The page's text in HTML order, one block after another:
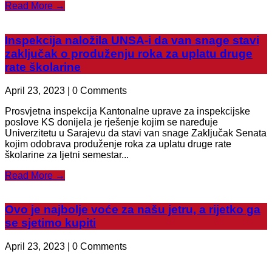
Read More →
Inspekcija naložila UNSA-i da van snage stavi
zaključak o produženju roka za uplatu druge
rate školarine
April 23, 2023 | 0 Comments
Prosvjetna inspekcija Kantonalne uprave za inspekcijske
poslove KS donijela je rješenje kojim se naređuje
Univerzitetu u Sarajevu da stavi van snage Zaključak Senata
kojim odobrava produženje roka za uplatu druge rate
školarine za ljetni semestar...
Read More →
Ovo je najbolje voće za našu jetru, a rijetko ga
se sjetimo kupiti
April 23, 2023 | 0 Comments